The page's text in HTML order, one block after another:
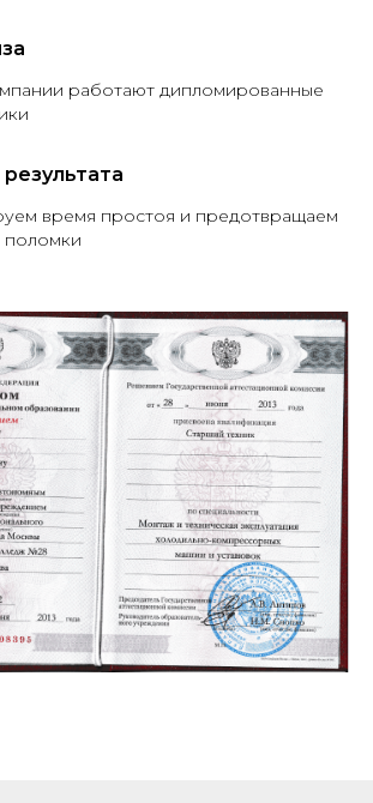
работают дипломированные
время простоя и предотвращаем
поломки